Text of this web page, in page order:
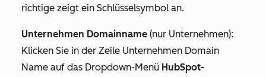
richtige zeigt ein Schlüsselsymbol an.
Unternehmen Domainname (nur Unternehmen):
Klicken Sie in der Zeile Unternehmen Domain
Name auf das Dropdown-Menü HubSpot-